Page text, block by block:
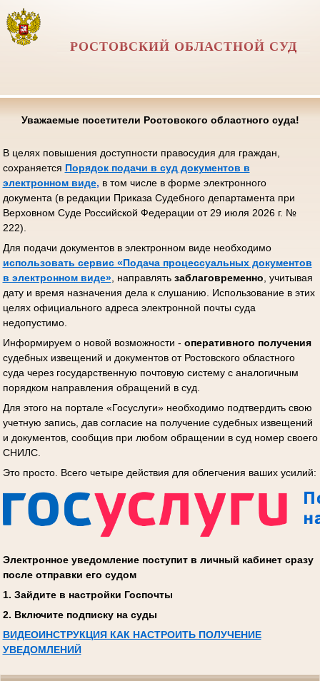
РОСТОВСКИЙ ОБЛАСТНОЙ СУД
Уважаемые посетители Ростовского областного суда!
В целях повышения доступности правосудия для граждан,
сохраняется Порядок подачи в суд документов в
электронном виде, в том числе в форме электронного
документа (в редакции Приказа Судебного департамента при
Верховном Суде Российской Федерации от 29 июля 2026 г. №
222).
Для подачи документов в электронном виде необходимо
использовать сервис «Подача процессуальных документов
в электронном виде», направлять заблаговременно , учитывая
дату и время назначения дела к слушанию. Использование в этих
целях официального адреса электронной почты суда
недопустимо.
Информируем о новой возможности - оперативного получения
судебных извещений и документов от Ростовского областного
суда через государственную почтовую систему с аналогичным
порядком направления обращений в суд.
Для этого на портале «Госуслуги» необходимо подтвердить свою
учетную запись, дав согласие на получение судебных извещений
и документов, сообщив при любом обращении в суд номер своего
СНИЛС.
Это просто. Всего четыре действия для облегчения ваших усилий:
Электронное уведомление поступит в личный кабинет сразу
после отправки его судом
1. Зайдите в настройки Госпочты
2. Включите подписку на суды
ВИДЕОИНСТРУКЦИЯ КАК НАСТРОИТЬ ПОЛУЧЕНИЕ
УВЕДОМЛЕНИЙ